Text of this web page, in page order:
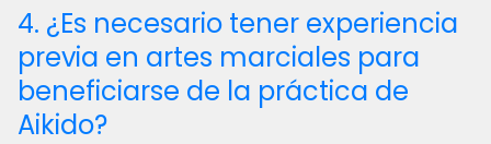
4. ¿Es necesario tener experiencia
previa en artes marciales para
beneficiarse de la práctica de
Aikido?